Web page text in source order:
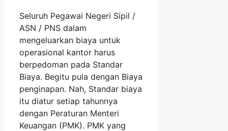
Seluruh Pegawai Negeri Sipil /
ASN / PNS dalam
mengeluarkan biaya untuk
operasional kantor harus
berpedoman pada Standar
Biaya. Begitu pula dengan Biaya
penginapan. Nah, Standar biaya
itu diatur setiap tahunnya
dengan Peraturan Menteri
Keuangan (PMK). PMK yang